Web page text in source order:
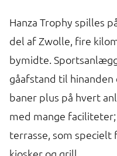
Hanza Trophy spilles
del af Zwolle, fire
bymidte.
gåafstand til
baner plus på hvert
med mange
terrasse, som